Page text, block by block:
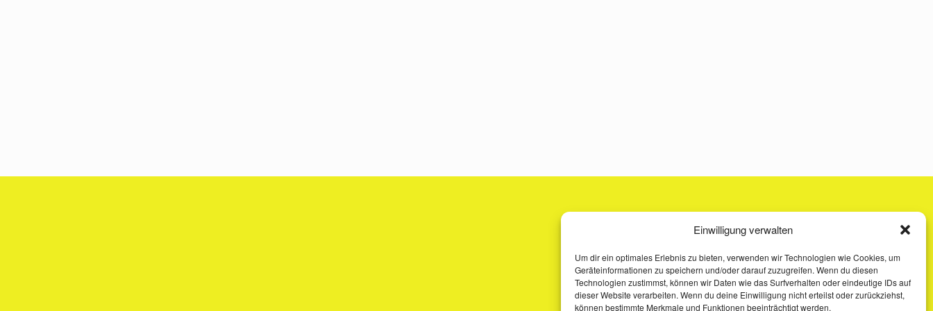
Einwilligung verwalten
Um dir ein optimales Erlebnis zu bieten, verwenden wir Technologien wie Cookies, um
Geräteinformationen zu speichern und/oder darauf zuzugreifen. Wenn du diesen
Technologien zustimmst, können wir Daten wie das Surfverhalten oder eindeutige IDs auf
dieser Website verarbeiten. Wenn du deine Einwilligung nicht erteilst oder zurückziehst,
können bestimmte Merkmale und Funktionen beeinträchtigt werden.